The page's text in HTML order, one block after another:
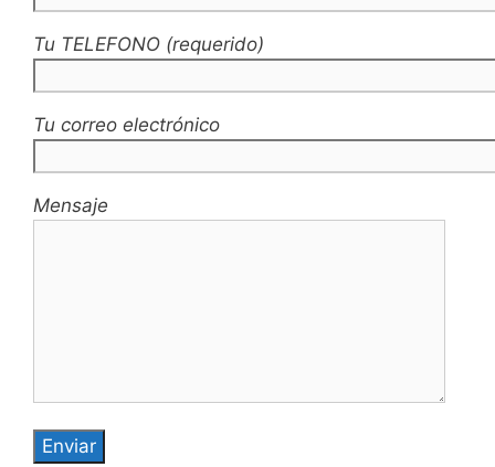
Tu TELEFONO (requerido)
Tu correo electrónico
Mensaje